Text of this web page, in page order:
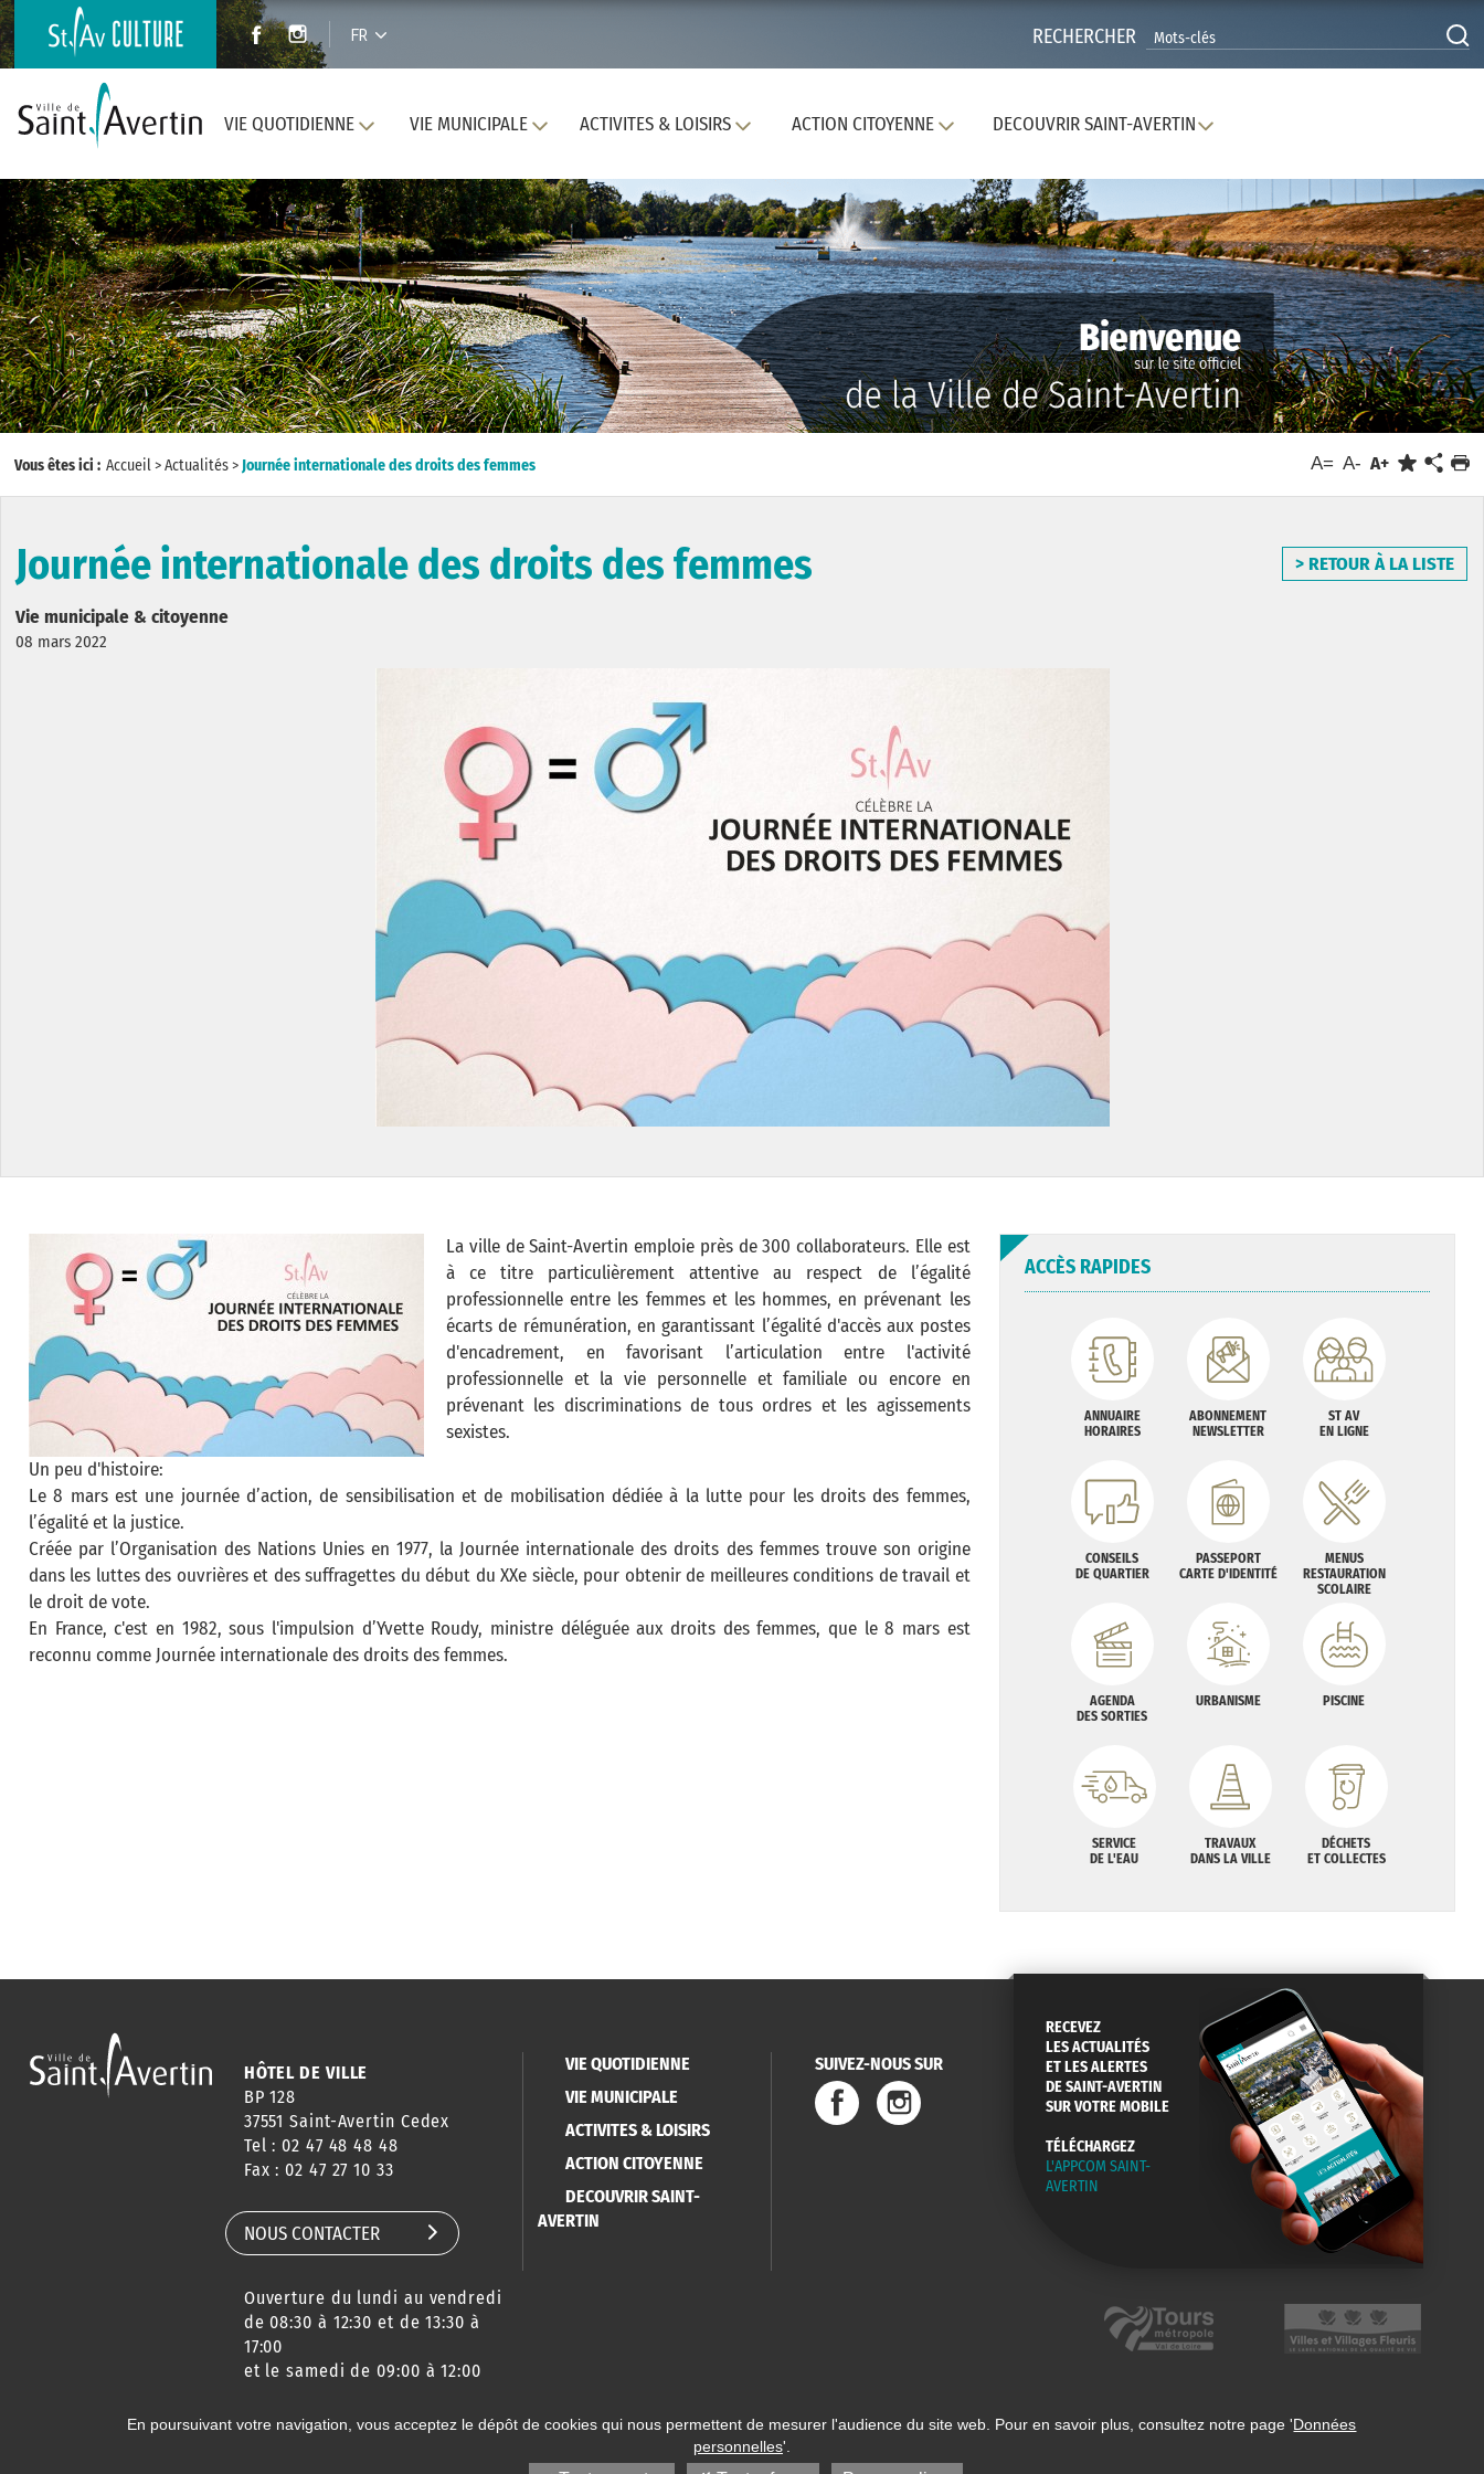
FR RECHERCHER
VIE QUOTIDIENNE VIE MUNICIPALE ACTIVITES & LOISIRS ACTION CITOYENNE DECOUVRIR SAINT-AVERTIN
Vous êtes ici : Accueil>Actualités> Journée internationale des droits des femmes A= A- A+
Journée internationale des droits des femmes > RETOUR À LA LISTE
Vie municipale & citoyenne
08 mars 2022
La ville de Saint-Avertin emploie près de 300 collaborateurs. Elle est
à ce titre particulièrement attentive au respect de l’égalité
professionnelle entre les femmes et les hommes, en prévenant les
écarts de rémunération, en garantissant l’égalité d'accès aux postes
d'encadrement, en favorisant l’articulation entre l'activité
professionnelle et la vie personnelle et familiale ou encore en
prévenant les discriminations de tous ordres et les agissements
sexistes.
Un peu d'histoire:
Le 8 mars est une journée d’action, de sensibilisation et de mobilisation dédiée à la lutte pour les droits des femmes,
l’égalité et la justice.
Créée par l’Organisation des Nations Unies en 1977, la Journée internationale des droits des femmes trouve son origine
dans les luttes des ouvrières et des suffragettes du début du XXe siècle, pour obtenir de meilleures conditions de travail et
le droit de vote.
En France, c'est en 1982, sous l'impulsion d’Yvette Roudy, ministre déléguée aux droits des femmes, que le 8 mars est
reconnu comme Journée internationale des droits des femmes.
ACCÈS RAPIDES
ANNUAIRE
HORAIRES
ABONNEMENT
NEWSLETTER
ST AV
EN LIGNE
CONSEILS
DE QUARTIER
PASSEPORT
CARTE D'IDENTITÉ
MENUS
RESTAURATION
SCOLAIRE
AGENDA
DES SORTIES
URBANISME PISCINE
SERVICE
DE L'EAU
TRAVAUX
DANS LA VILLE
DÉCHETS
ET COLLECTES
HÔTEL DE VILLE
BP 128
37551 Saint-Avertin Cedex
Tel : 02 47 48 48 48
Fax : 02 47 27 10 33
NOUS CONTACTER
Ouverture du lundi au vendredi
de 08:30 à 12:30 et de 13:30 à
17:00
et le samedi de 09:00 à 12:00
VIE QUOTIDIENNE
VIE MUNICIPALE
ACTIVITES & LOISIRS
ACTION CITOYENNE
DECOUVRIR SAINT-
AVERTIN
SUIVEZ-NOUS SUR
RECEVEZ
LES ACTUALITÉS
ET LES ALERTES
DE SAINT-AVERTIN
SUR VOTRE MOBILE
TÉLÉCHARGEZ
L'APPCOM SAINT-
AVERTIN
© 2020 Ville de Saint-Avertin Mentions légales Données personnelles Plan du site Réalisation
En poursuivant votre navigation, vous acceptez le dépôt de cookies qui nous permettent de mesurer l'audience du site web. Pour en savoir plus, consultez notre page 'Données
personnelles'.